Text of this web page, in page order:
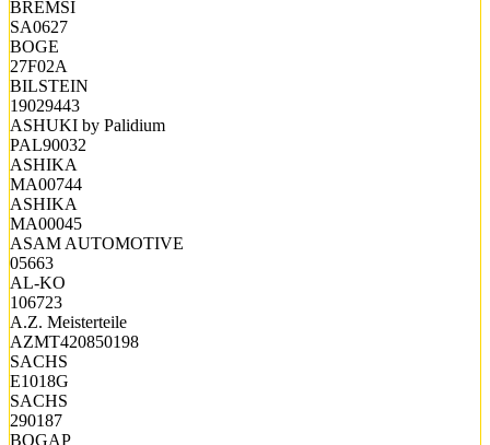
BREMSI
SA0627
BOGE
27F02A
BILSTEIN
19029443
ASHUKI by Palidium
PAL90032
ASHIKA
MA00744
ASHIKA
MA00045
ASAM AUTOMOTIVE
05663
AL-KO
106723
A.Z. Meisterteile
AZMT420850198
SACHS
E1018G
SACHS
290187
BOGAP